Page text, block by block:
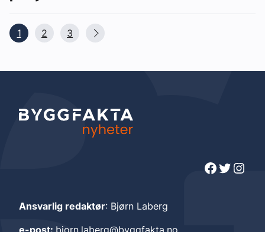
1 2 3
Facebook Twitter Instagram
Ansvarlig redaktør: Bjørn Laberg